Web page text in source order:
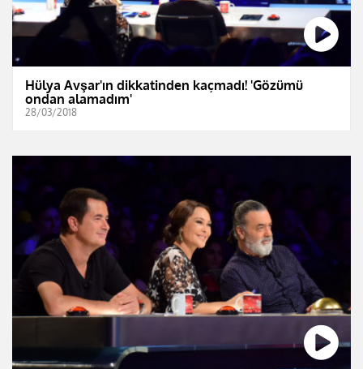
Hülya Avşar'ın dikkatinden kaçmadı! 'Gözümü
ondan alamadım'
28/03/2018